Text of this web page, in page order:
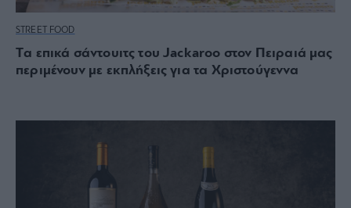
STREET FOOD
Tα επικά σάντουιτς του Jackaroo στον Πειραιά μας
περιμένουν με εκπλήξεις για τα Χριστούγεννα